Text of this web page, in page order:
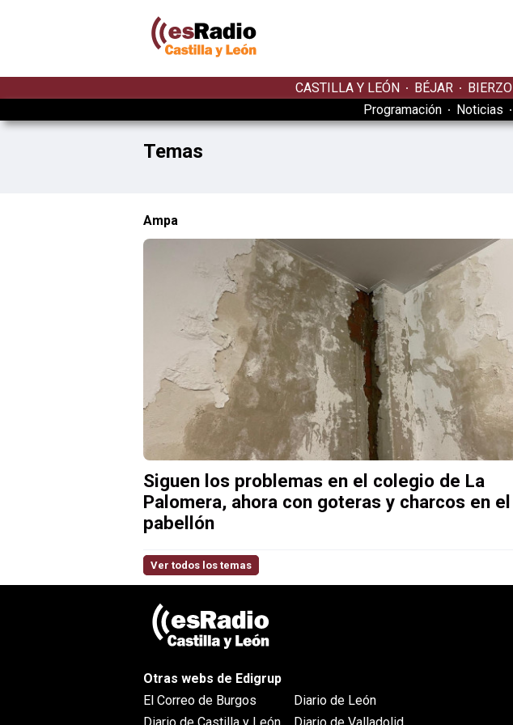
CASTILLA Y LEÓN BÉJAR BIERZO
Programación
Noticias
Temas
Ampa
Siguen los problemas en el colegio de La
Palomera, ahora con goteras y charcos en el
pabellón
Ver todos los temas
Otras webs de Edigrup
El Correo de Burgos
Diario de León